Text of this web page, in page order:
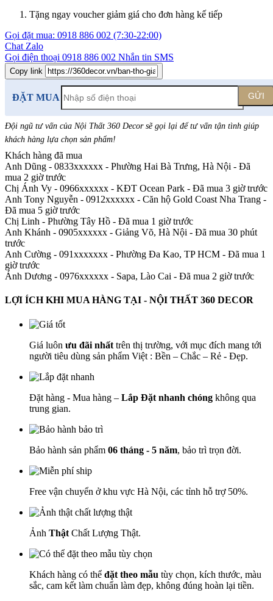
Tặng ngay voucher giảm giá cho đơn hàng kế tiếp
Gọi đặt mua: 0918 886 002 (7:30-22:00)
Chat Zalo
Gọi điện thoại 0918 886 002 Nhắn tin SMS
Copy link
ĐẶT MUA GỬI
Đội ngũ tư vấn của Nội Thất 360 Decor sẽ gọi lại để tư vấn tận tình giúp
khách hàng lựa chọn sản phẩm!
Khách hàng đã mua
Anh Dũng - 0833xxxxxx - Phường Hai Bà Trưng, Hà Nội - Đã
mua 2 giờ trước
Chị Ánh Vy - 0966xxxxxx - KĐT Ocean Park - Đã mua 3 giờ trước
Anh Tony Nguyễn - 0912xxxxxx - Căn hộ Gold Coast Nha Trang -
Đã mua 5 giờ trước
Chị Linh - Phường Tây Hồ - Đã mua 1 giờ trước
Anh Khánh - 0905xxxxxx - Giảng Võ, Hà Nội - Đã mua 30 phút
trước
Anh Cường - 091xxxxxxx - Phường Đa Kao, TP HCM - Đã mua 1
giờ trước
Ánh Dương - 0976xxxxxx - Sapa, Lào Cai - Đã mua 2 giờ trước
LỢI ÍCH KHI MUA HÀNG TẠI - NỘI THẤT 360 DECOR
Giá luôn ưu đãi nhất trên thị trường, với mục đích mang tới
người tiêu dùng sản phẩm Việt : Bền – Chắc – Rẻ - Đẹp.
Đặt hàng - Mua hàng – Lắp Đặt nhanh chóng không qua
trung gian.
Bảo hành sản phẩm 06 tháng - 5 năm, bảo trì trọn đời.
Free vận chuyển ở khu vực Hà Nội, các tỉnh hỗ trợ 50%.
Ảnh Thật Chất Lượng Thật.
Khách hàng có thể đặt theo mẫu tùy chọn, kích thước, màu
sắc, cam kết làm chuẩn làm đẹp, không đúng hoàn lại tiền.